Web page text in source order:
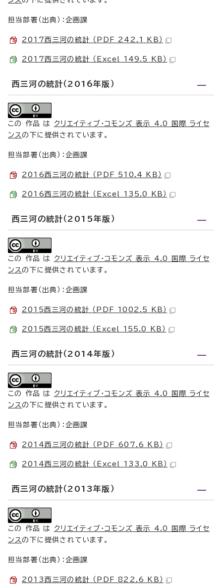
担当部署（出典）：企画課
2017西三河の統計 （PDF 242.1 KB）
2017西三河の統計 （Excel 149.5 KB）
西三河の統計（2016年版）
この 作品 は クリエイティブ・コモンズ 表示 4.0 国際 ライセ
ンスの下に提供されています。
担当部署（出典）：企画課
2016西三河の統計 （PDF 510.4 KB）
2016西三河の統計 （Excel 135.0 KB）
西三河の統計（2015年版）
この 作品 は クリエイティブ・コモンズ 表示 4.0 国際 ライセ
ンスの下に提供されています。
担当部署（出典）：企画課
2015西三河の統計 （PDF 1002.5 KB）
2015西三河の統計 （Excel 155.0 KB）
西三河の統計（2014年版）
この 作品 は クリエイティブ・コモンズ 表示 4.0 国際 ライセ
ンスの下に提供されています。
担当部署（出典）：企画課
2014西三河の統計 （PDF 607.6 KB）
2014西三河の統計 （Excel 133.0 KB）
西三河の統計（2013年版）
この 作品 は クリエイティブ・コモンズ 表示 4.0 国際 ライセ
ンスの下に提供されています。
担当部署（出典）：企画課
2013西三河の統計 （PDF 822.6 KB）